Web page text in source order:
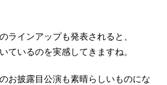
ラインアップも発表されると、
ているのを実感してきますね。
お披露目公演も素晴らしいものにな